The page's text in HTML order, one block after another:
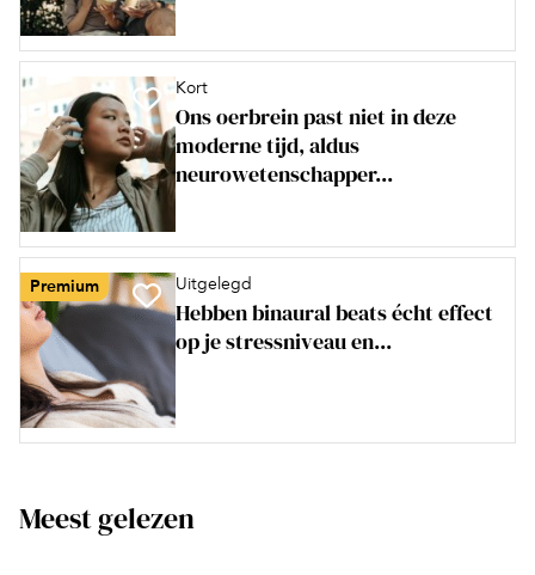
Kort
Ons oerbrein past niet in deze
moderne tijd, aldus
neurowetenschapper...
Premium Uitgelegd
Hebben binaural beats écht effect
op je stressniveau en...
Meest gelezen